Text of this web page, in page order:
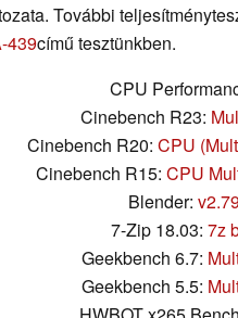
További
439című tesztünkben.
CPU
Cinebench R23:
Cinebench R20: CPU
Cinebench R15: CPU
Blender:
7-Zip 18.03: 7z
Geekbench 6.7:
Geekbench 5.5: